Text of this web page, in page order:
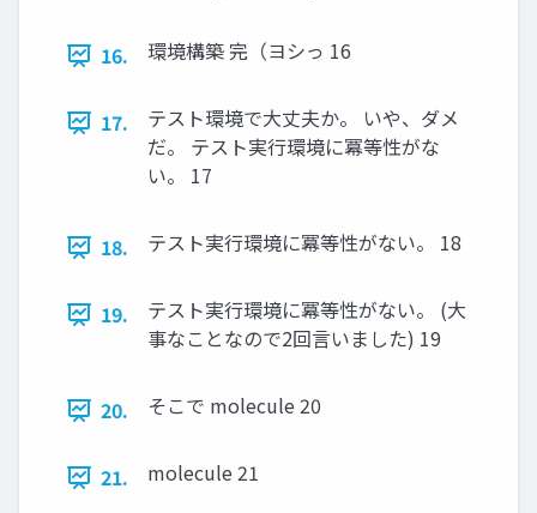
16. 環境構築 完（ヨシっ 16
17.
テスト環境で大丈夫か。 いや、ダメ
だ。 テスト実行環境に冪等性がな
い。 17
18. テスト実行環境に冪等性がない。 18
19.
テスト実行環境に冪等性がない。 (大
事なことなので2回言いました) 19
20. そこで molecule 20
21. molecule 21